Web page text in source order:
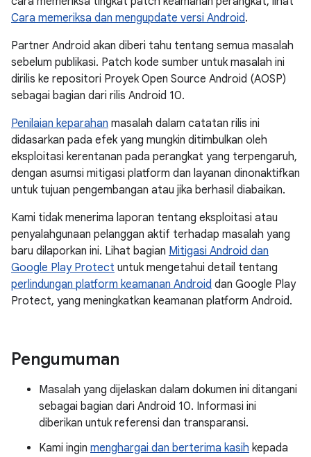
Cara memeriksa dan mengupdate versi Android.
Partner Android akan diberi tahu tentang semua masalah
sebelum publikasi. Patch kode sumber untuk masalah ini
dirilis ke repositori Proyek Open Source Android (AOSP)
sebagai bagian dari rilis Android 10.
Penilaian keparahan masalah dalam catatan rilis ini
didasarkan pada efek yang mungkin ditimbulkan oleh
eksploitasi kerentanan pada perangkat yang terpengaruh,
dengan asumsi mitigasi platform dan layanan dinonaktifkan
untuk tujuan pengembangan atau jika berhasil diabaikan.
Kami tidak menerima laporan tentang eksploitasi atau
penyalahgunaan pelanggan aktif terhadap masalah yang
baru dilaporkan ini. Lihat bagian Mitigasi Android dan
Google Play Protect untuk mengetahui detail tentang
perlindungan platform keamanan Android dan Google Play
Protect, yang meningkatkan keamanan platform Android.
Pengumuman
Masalah yang dijelaskan dalam dokumen ini ditangani
sebagai bagian dari Android 10. Informasi ini
diberikan untuk referensi dan transparansi.
Kami ingin menghargai dan berterima kasih kepada